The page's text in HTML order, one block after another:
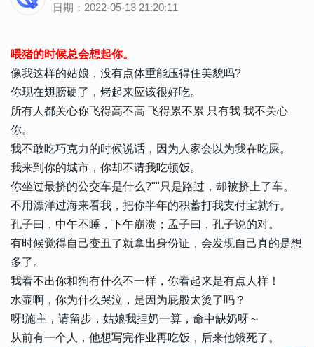
日期：2022-05-13 21:20:11
喂猪的时候总会想起你。
像我这样的姑娘，没有点体重能压得住美貌吗?
你现在翅膀硬了，烤起来应该很好吃。
所有人都关心你飞得高不高 飞得累不累 只有我 我不关心
你。
我不敢吃巧克力的时候说话，因为人家会以为我在吃屎。
我来到你的城市，你却不请我吃顿饭。
你坐过最挤的公交车是什么?""只是路过，却被挤上了车。
不用漂洋过海来看我，把你半年的积蓄打我支付宝就行。
孔子曰，中午不睡，下午崩溃；孟子曰，孔子说的对。
有时候觉得自己变丑了就拿出身份证，会发现自己真的是想
多了。
我看不出你和狗有什么不一样，你看起来是有点人样！
水壶啊，你为什么哭泣，是因为屁股太烫了吗？
呀!施主，请留步，姑娘我捏奶一算，命中缺奶呀～
从前有一个人，他想写完作业再吃饭，后来他饿死了。